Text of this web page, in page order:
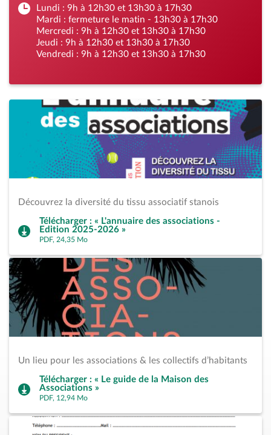
Lundi : 9h à 12h30 et 13h30 à 17h30
Mardi : fermeture le matin - 13h30 à 17h30
Mercredi : 9h à 12h30 et 13h30 à 17h30
Jeudi : 9h à 12h30 et 13h30 à 17h30
Vendredi : 9h à 12h30 et 13h30 à 17h30
Découvrez la diversité du tissu associatif stanois
Télécharger : « L'annuaire des associations -
Edition 2025-2026 »
PDF, 24,35 Mo
Un lieu pour les associations & les collectifs d’habitants
Télécharger : « Le guide de la Maison des
Associations »
PDF, 12,94 Mo